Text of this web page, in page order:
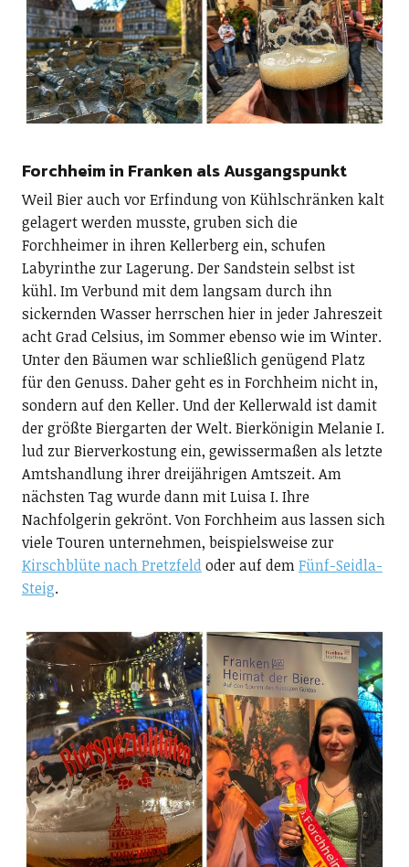
Forchheim in Franken als Ausgangspunkt
Weil Bier auch vor Erfindung von Kühlschränken kalt
gelagert werden musste, gruben sich die
Forchheimer in ihren Kellerberg ein, schufen
Labyrinthe zur Lagerung. Der Sandstein selbst ist
kühl. Im Verbund mit dem langsam durch ihn
sickernden Wasser herrschen hier in jeder Jahreszeit
acht Grad Celsius, im Sommer ebenso wie im Winter.
Unter den Bäumen war schließlich genügend Platz
für den Genuss. Daher geht es in Forchheim nicht in,
sondern auf den Keller. Und der Kellerwald ist damit
der größte Biergarten der Welt. Bierkönigin Melanie I.
lud zur Bierverkostung ein, gewissermaßen als letzte
Amtshandlung ihrer dreijährigen Amtszeit. Am
nächsten Tag wurde dann mit Luisa I. Ihre
Nachfolgerin gekrönt. Von Forchheim aus lassen sich
viele Touren unternehmen, beispielsweise zur
Kirschblüte nach Pretzfeldoder auf demFünf-Seidla-
Steig.